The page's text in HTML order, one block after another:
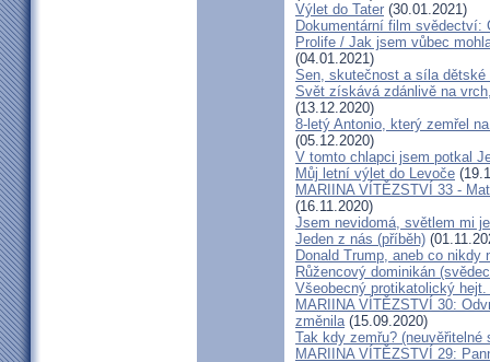
Výlet do Tater (30.01.2021)
Dokumentární film
Prolife / Jak jsem vůbec
(04.01.2021)
Sen, skutečnost a síla dětské
Svět získává zdánlivě na
(13.12.2020)
8-letý Antonio, který zemřel
(05.12.2020)
V tomto chlapci jsem potkal
Můj letní výlet do Levoče
MARIINA VÍTĚZSTVÍ 33 -
(16.11.2020)
Jsem nevidomá, světlem mi
Jeden z nás (příběh)
Donald Trump, aneb co
Růžencový dominikán
Všeobecný protikatolický
MARIINA VÍTĚZSTVÍ 30:
změnila(15.09.2020)
Tak kdy zemřu?
MARIINA VÍTĚZSTVÍ 29: